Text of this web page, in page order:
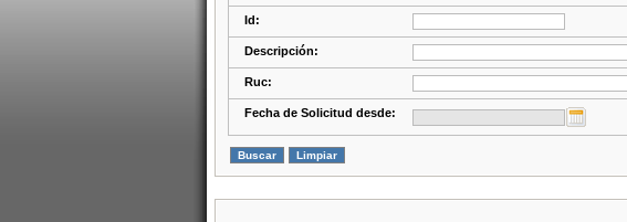
Id:
Descripción:
Ruc:
Fecha de Solicitud desde: